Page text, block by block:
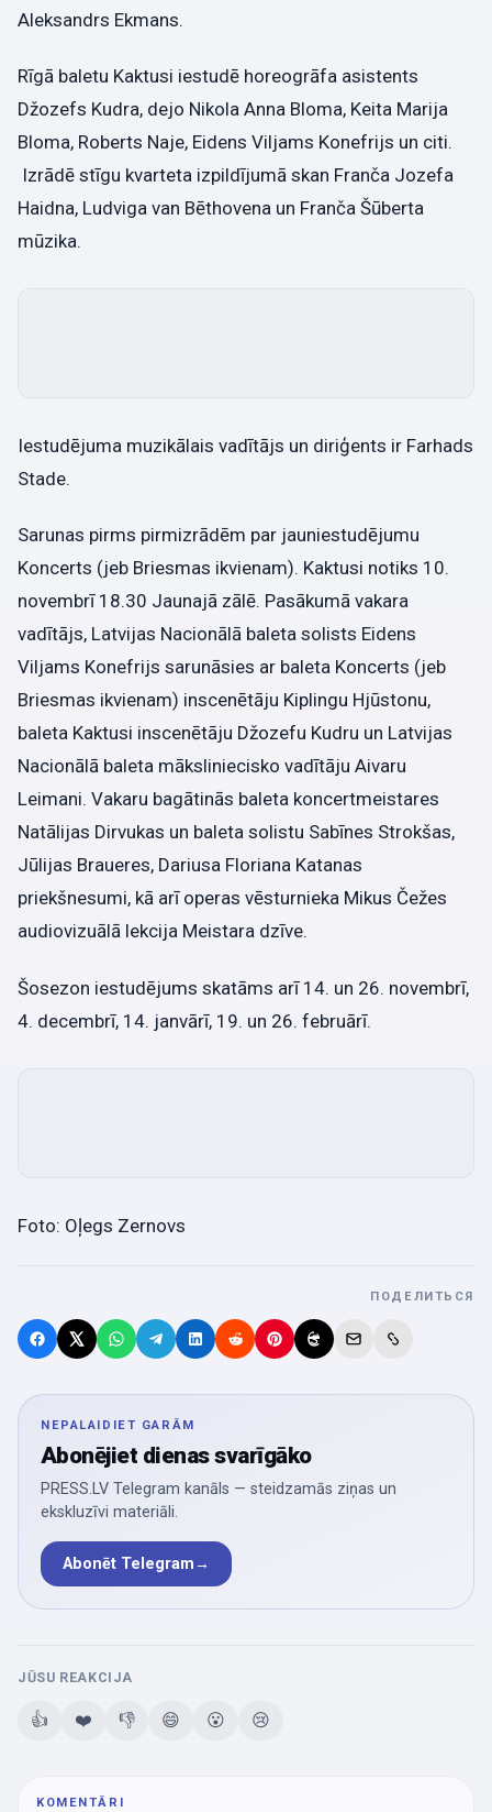
Aleksandrs Ekmans.
Rīgā baletu Kaktusi iestudē horeogrāfa asistents
Džozefs Kudra, dejo Nikola Anna Bloma, Keita Marija
Bloma, Roberts Naje, Eidens Viljams Konefrijs un citi.
Izrādē stīgu kvarteta izpildījumā skan Franča Jozefa
Haidna, Ludviga van Bēthovena un Franča Šūberta
mūzika.
Iestudējuma muzikālais vadītājs un diriģents ir Farhads
Stade.
Sarunas pirms pirmizrādēm par jauniestudējumu
Koncerts (jeb Briesmas ikvienam). Kaktusi notiks 10.
novembrī 18.30 Jaunajā zālē. Pasākumā vakara
vadītājs, Latvijas Nacionālā baleta solists Eidens
Viljams Konefrijs sarunāsies ar baleta Koncerts (jeb
Briesmas ikvienam) inscenētāju Kiplingu Hjūstonu,
baleta Kaktusi inscenētāju Džozefu Kudru un Latvijas
Nacionālā baleta māksliniecisko vadītāju Aivaru
Leimani. Vakaru bagātinās baleta koncertmeistares
Natālijas Dirvukas un baleta solistu Sabīnes Strokšas,
Jūlijas Braueres, Dariusa Floriana Katanas
priekšnesumi, kā arī operas vēsturnieka Mikus Čežes
audiovizuālā lekcija Meistara dzīve.
Šosezon iestudējums skatāms arī 14. un 26. novembrī,
4. decembrī, 14. janvārī, 19. un 26. februārī.
Foto: Oļegs Zernovs
ПОДЕЛИТЬСЯ
NEPALAIDIET GARĀM
Abonējiet dienas svarīgāko
PRESS.LV Telegram kanāls — steidzamās ziņas un
ekskluzīvi materiāli.
Abonēt Telegram→
JŪSU REAKCIJA
👍 ❤️ 👎 😄 😮 😢
KOMENTĀRI